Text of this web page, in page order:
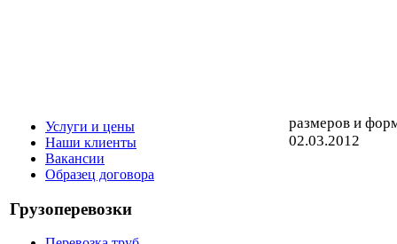
Услуги и цены
Наши клиенты
Вакансии
Образец договора
Грузоперевозки
размеров и
02.03.2012